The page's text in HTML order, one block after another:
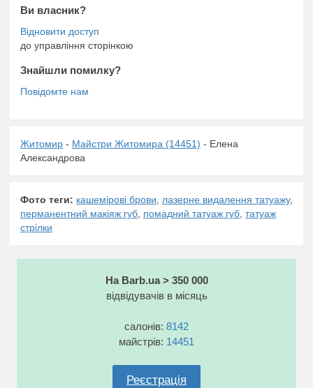
Ви власник?
до управління сторінкою
Знайшли помилку?
Житомир - Майстри Житомира (14451) - Елена
Александрова
Фото теги: кашемірові брови, лазерне видалення татуажу,
перманентний макіяж губ, помадний татуаж губ, татуаж
стрілки
На Barb.ua > 350 000
відвідувачів в місяць
салонів: 8142
майстрів: 14451
Реєстрація